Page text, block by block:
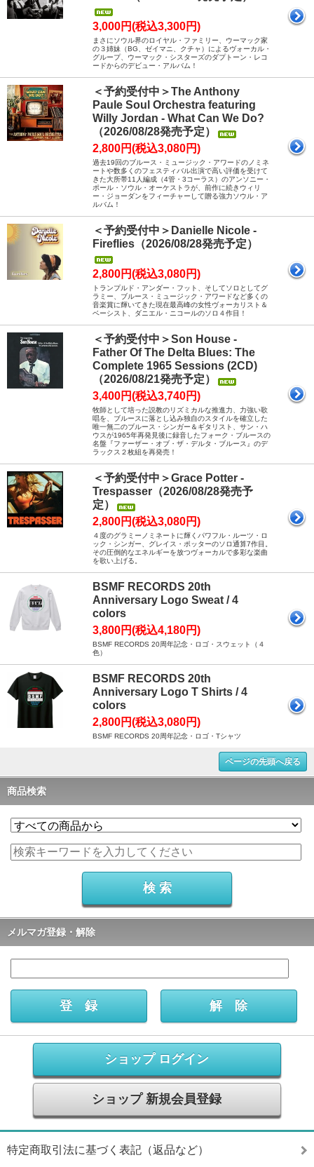
3,000円(税込3,300円)
まさにソウル界のロイヤル・ファミリー、ウーマック家
の３姉妹（BG、ゼイマニ、クチャ）によるヴォーカル・
グループ、ウーマック・シスターズのダプトーン・レコ
ードからのデビュー・アルバム！
＜予約受付中＞The Anthony
Paule Soul Orchestra featuring
Willy Jordan - What Can We Do?
（2026/08/28発売予定）
2,800円(税込3,080円)
過去19回のブルース・ミュージック・アワードのノミネ
ートや数多くのフェスティバル出演で高い評価を受けて
きた大所帯11人編成（4管・3コーラス）のアンソニー・
ポール・ソウル・オーケストラが、前作に続きウィリ
ー・ジョーダンをフィーチャーして贈る強力ソウル・ア
ルバム！
＜予約受付中＞Danielle Nicole -
Fireflies（2026/08/28発売予定）
2,800円(税込3,080円)
トランプルド・アンダー・フット、そしてソロとしてグ
ラミー、ブルース・ミュージック・アワードなど多くの
音楽賞に輝いてきた現在最高峰の女性ヴォーカリスト＆
ベーシスト、ダニエル・ニコールのソロ４作目！
＜予約受付中＞Son House -
Father Of The Delta Blues: The
Complete 1965 Sessions (2CD)
（2026/08/21発売予定）
3,400円(税込3,740円)
牧師として培った説教のリズミカルな推進力、力強い歌
唱を、ブルースに落とし込み独自のスタイルを確立した
唯一無二のブルース・シンガー＆ギタリスト、サン・ハ
ウスが1965年再発見後に録音したフォーク・ブルースの
名盤『ファーザー・オブ・ザ・デルタ・ブルース』のデ
ラックス２枚組を再発売！
＜予約受付中＞Grace Potter -
Trespasser（2026/08/28発売予
定）
2,800円(税込3,080円)
４度のグラミーノミネートに輝くパワフル・ルーツ・ロ
ック・シンガー、グレイス・ポッターのソロ通算7作目。
その圧倒的なエネルギーを放つヴォーカルで多彩な楽曲
を歌い上げる。
BSMF RECORDS 20th
Anniversary Logo Sweat / 4
colors
3,800円(税込4,180円)
BSMF RECORDS 20周年記念・ロゴ・スウェット（４
色）
BSMF RECORDS 20th
Anniversary Logo T Shirts / 4
colors
2,800円(税込3,080円)
BSMF RECORDS 20周年記念・ロゴ・Tシャツ
ページの先頭へ戻る
商品検索
メルマガ登録・解除
ショップ ログイン
ショップ 新規会員登録
特定商取引法に基づく表記（返品など）